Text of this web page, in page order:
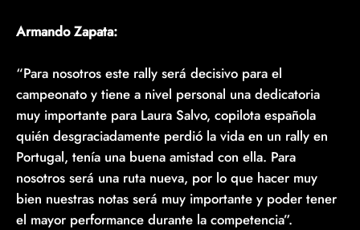
Armando Zapata:
“Para nosotros este rally será decisivo para el
campeonato y tiene a nivel personal una dedicatoria
muy importante para Laura Salvo, copilota española
quién desgraciadamente perdió la vida en un rally en
Portugal, tenía una buena amistad con ella. Para
nosotros será una ruta nueva, por lo que hacer muy
bien nuestras notas será muy importante y poder tener
el mayor performance durante la competencia”.